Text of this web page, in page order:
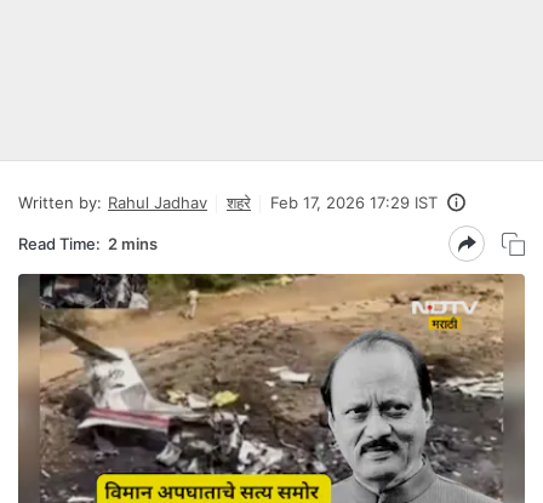
Written by: Rahul Jadhav शहरे Feb 17, 2026 17:29 IST
Read Time: 2 mins